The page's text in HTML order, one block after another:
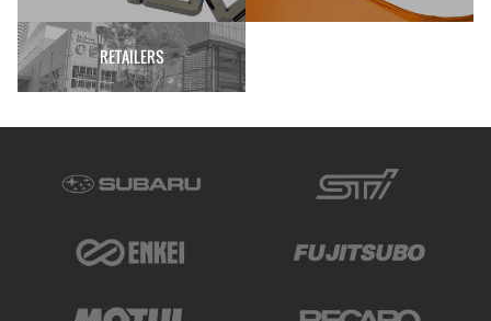
RETAILERS